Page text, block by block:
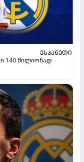
ᲔᲡᲞᲐᲜᲔᲗᲘ
140 მილიონად